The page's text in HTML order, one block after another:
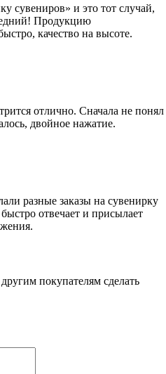
сувениров» и это тот случай,
Продукцию
качество на высоте.
отлично. Сначала не понял
двойное нажатие.
разные заказы на сувенирку
отвечает и присылает
покупателям сделать